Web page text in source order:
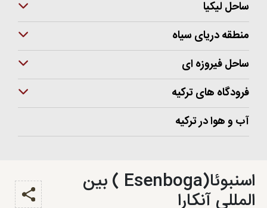
ساحل لیکیا
منطقه دریای سیاه
ساحل فیروزه ای
فرودگاه های ترکیه
آب و هوا در ترکیه
اسنبوئا(Esenboga ) بین
المللی آنکارا